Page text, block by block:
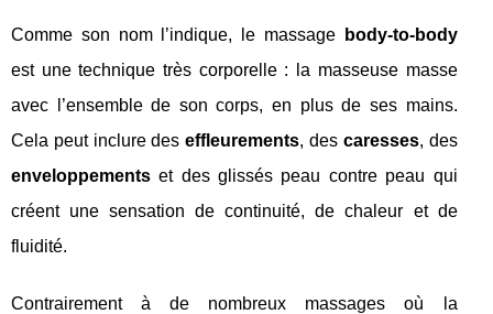
Comme son nom l’indique, le massage
body-to-body
est une technique très corporelle : la masseuse masse
avec l’ensemble de son corps, en plus de ses mains.
Cela peut inclure deseffleurements, des caresses, des
enveloppements et des glissés peau contre peau qui
créent une sensation de continuité, de chaleur et de
fluidité.
Contrairement à de nombreux massages où la